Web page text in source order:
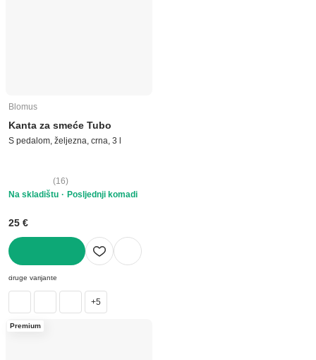
Blomus
Kanta za smeće Tubo
S pedalom, željezna, crna, 3 l
(16)
Na skladištu
Posljednji komadi
25 €
U KOŠARICU
druge varijante
+5
Premium